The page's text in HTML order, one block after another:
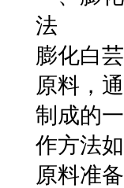
法
膨化白
原料，
制成的
作方法如
原料准